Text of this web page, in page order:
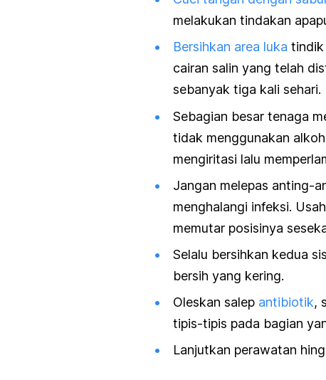
melakukan tindakan
Bersihkan area luka tindik
cairan salin yang telah
sebanyak tiga kali sehari.
Sebagian besar tenaga
tidak menggunakan
mengiritasi lalu
Jangan melepas anting-
menghalangi infeksi.
memutar posisinya
Selalu bersihkan kedua
bersih yang kering.
Oleskan salep antibiotik,
tipis-tipis pada bagian
Lanjutkan perawatan